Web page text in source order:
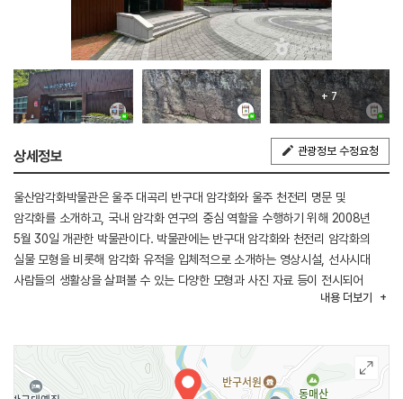
+ 7
상세정보 관광정보 수정요청
울산암각화박물관은 울주 대곡리 반구대 암각화와 울주 천전리 명문 및
암각화를 소개하고, 국내 암각화 연구의 중심 역할을 수행하기 위해 2008년
5월 30일 개관한 박물관이다. 박물관에는 반구대 암각화와 천전리 암각화의
실물 모형을 비롯해 암각화 유적을 입체적으로 소개하는 영상시설, 선사시대
사람들의 생활상을 살펴볼 수 있는 다양한 모형과 사진 자료 등이 전시되어
있다. 또한 교육과 학술 활동을 위한 세미나실과 회의실, 수장고 등의 시설을
프로그램도 운영하고 있다.
내용 더보기